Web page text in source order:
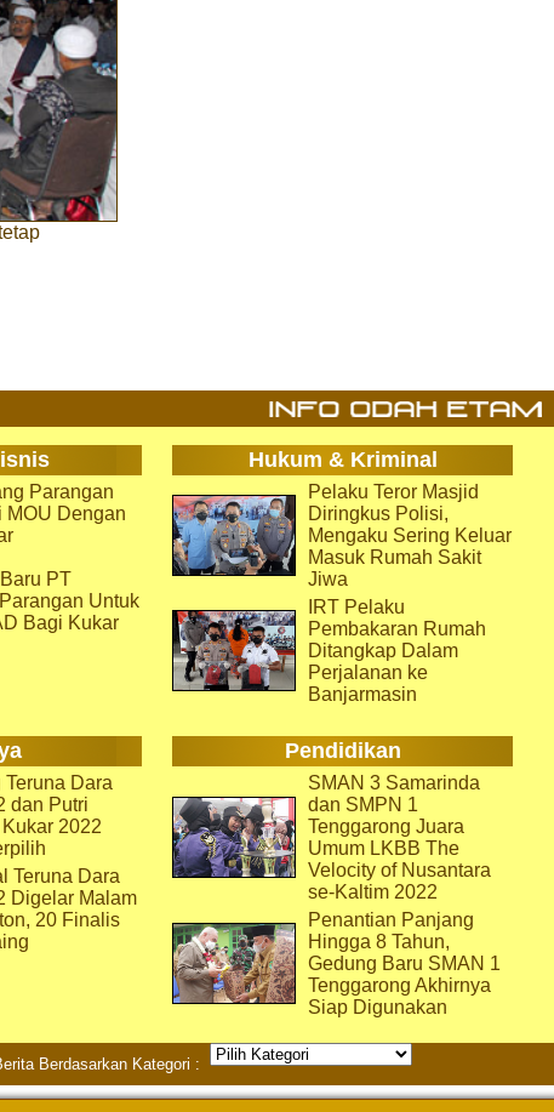
Hukum & Kriminal
Parangan
MOU Dengan
PT
Untuk
Bagi Kukar
Pelaku Teror Masjid
Diringkus Polisi,
Mengaku Sering Keluar
Masuk Rumah Sakit
Jiwa
IRT Pelaku
Pembakaran Rumah
Ditangkap Dalam
Perjalanan ke
Banjarmasin
Pendidikan
Teruna Dara
dan Putri
2022
Teruna Dara
Digelar Malam
20 Finalis
SMAN 3 Samarinda
dan SMPN 1
Tenggarong Juara
Umum LKBB The
Velocity of Nusantara
se-Kaltim 2022
Penantian Panjang
Hingga 8 Tahun,
Gedung Baru SMAN 1
Tenggarong Akhirnya
Siap Digunakan
Berdasarkan Kategori :